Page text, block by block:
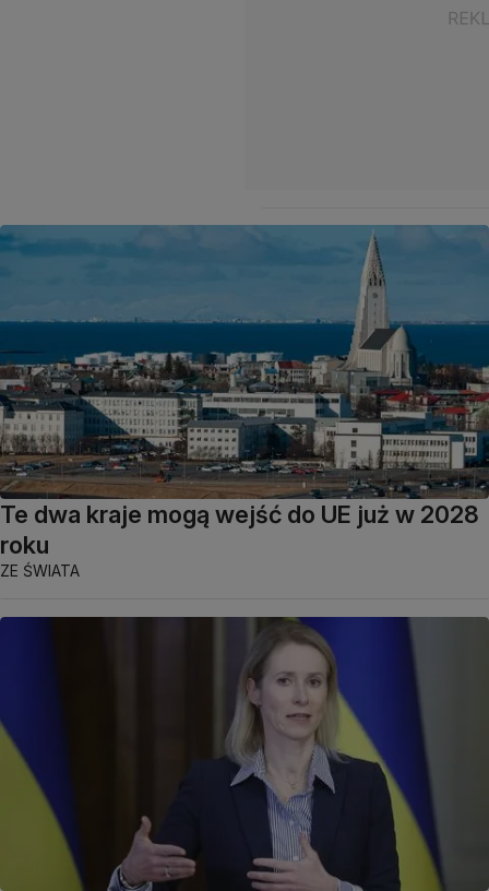
Te dwa kraje mogą wejść do UE już w 2028
roku
ZE ŚWIATA